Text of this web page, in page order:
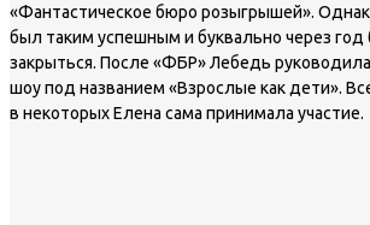
«Фантастическое бюро розыгрышей».
был таким успешным и буквально через
закрыться. После «ФБР» Лебедь
шоу под названием «Взрослые как дети».
в некоторых Елена сама принимала участие.